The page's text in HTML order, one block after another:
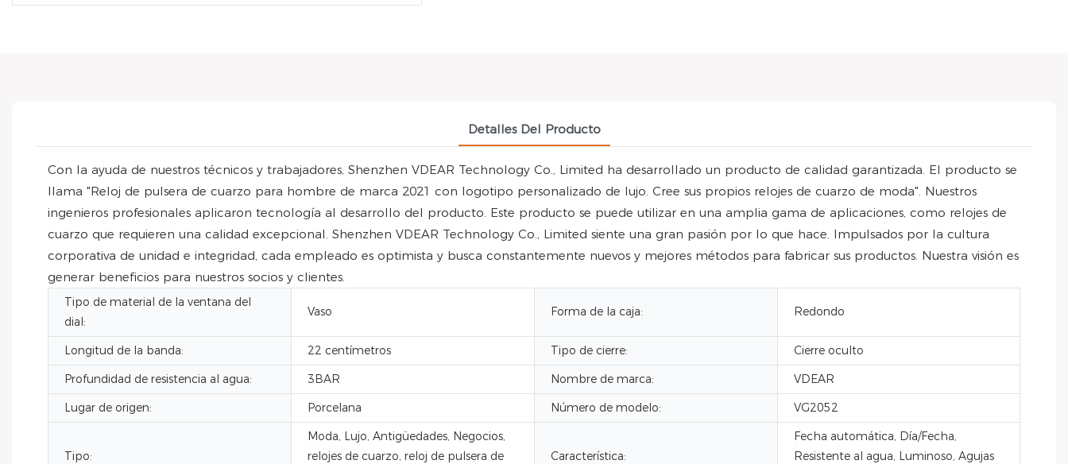
Detalles Del Producto
Con la ayuda de nuestros técnicos y trabajadores, Shenzhen VDEAR Technology Co., Limited ha desarrollado un producto de calidad garantizada. El producto se
llama "Reloj de pulsera de cuarzo para hombre de marca 2021 con logotipo personalizado de lujo. Cree sus propios relojes de cuarzo de moda". Nuestros
ingenieros profesionales aplicaron tecnología al desarrollo del producto. Este producto se puede utilizar en una amplia gama de aplicaciones, como relojes de
cuarzo que requieren una calidad excepcional. Shenzhen VDEAR Technology Co., Limited siente una gran pasión por lo que hace. Impulsados ​​por la cultura
corporativa de unidad e integridad, cada empleado es optimista y busca constantemente nuevos y mejores métodos para fabricar sus productos. Nuestra visión es
generar beneficios para nuestros socios y clientes.
Tipo de material de la ventana del
dial:
Vaso Forma de la caja: Redondo
Longitud de la banda: 22 centímetros Tipo de cierre:
Cierre oculto
Profundidad de resistencia al agua:
3BAR Nombre de marca:
VDEAR
Lugar de origen:
Porcelana Número de modelo: VG2052
Tipo:
Moda, Lujo, Antigüedades, Negocios,
relojes de cuarzo, reloj de pulsera de
Característica:
Fecha automática, Día/Fecha,
Resistente al agua, Luminoso, Agujas